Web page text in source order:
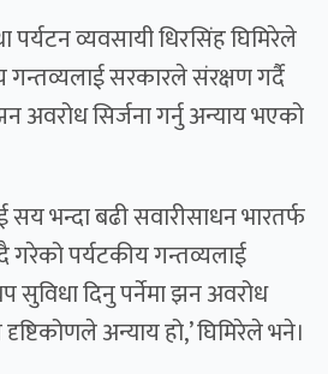
पर्यटन व्यवसायी धिरसिंह घिमिरेले
सरकारले संरक्षण गर्दै
अवरोध सिर्जना गर्नु अन्याय भएको
भन्दा बढी सवारीसाधन भारतर्फ
गरेको पर्यटकीय गन्तव्यलाई
सुविधा दिनु पर्नेमा झन अवरोध
अन्याय हो,’ घिमिरेले भने।